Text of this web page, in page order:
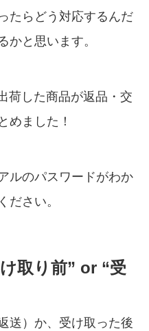
たらどう対応するんだ
かと思います。
荷した商品が返品・交
めました！
ルのパスワードがわか
ださい。
取り前” or “受
送）か、受け取った後